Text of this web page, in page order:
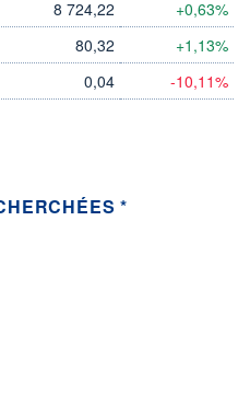
8 724,22 +0,63%
80,32 +1,13%
0,04 -10,11%
*